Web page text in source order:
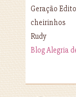
Geração
cheirinhos
Rudy
Blog Alegria